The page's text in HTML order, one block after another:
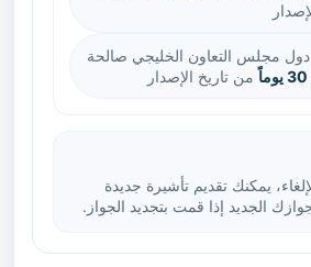
مجلس التعاون الخليجي صالحة
30 يوماً من تاريخ الإصدار
يمكنك تقديم تأشيرة جديدة
الجديد إذا قمت بتجديد الجواز.